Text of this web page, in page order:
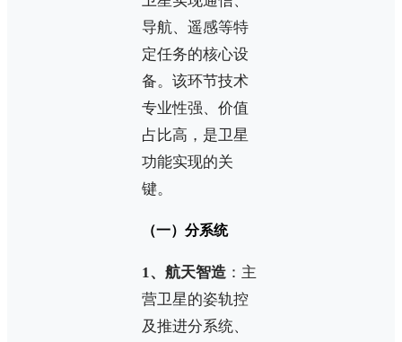
导航、遥感等特
定任务的核心设
备。该环节技术
专业性强、价值
占比高，是卫星
功能实现的关
键。
（一）分系统
1、航天智造 ：主
营卫星的姿轨控
及推进分系统、